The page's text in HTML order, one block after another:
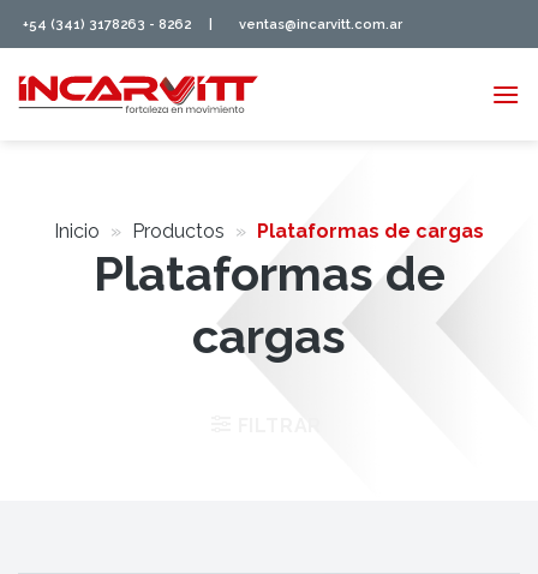
al
contenido
+54 (341) 3178263 - 8262 | ventas@incarvitt.com.ar
Inicio » Productos » Plataformas de cargas
Plataformas de
cargas